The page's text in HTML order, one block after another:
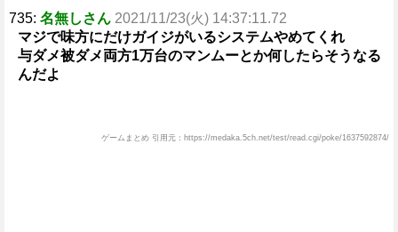
735: 名無しさん 2021/11/23(火) 14:37:11.72
マジで味方にだけガイジがいるシステムやめてくれ
与ダメ被ダメ両方1万台のマンムーとか何したらそうなる
んだよ
ゲームまとめ 引用元：https://medaka.5ch.net/test/read.cgi/poke/1637592874/